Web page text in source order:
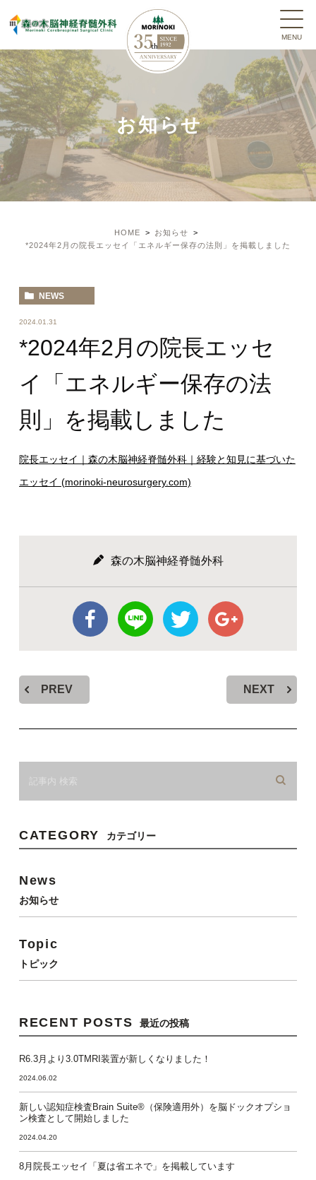
お知らせ
HOME
お知らせ
*2024年2月の院長エッセイ「エネルギー保存の法則」を掲載しました
NEWS
2024.01.31
*2024年2月の院長エッセ
イ「エネルギー保存の法
則」を掲載しました
院長エッセイ｜森の木脳神経脊髄外科｜経験と知見に基づいた
エッセイ (morinoki-neurosurgery.com)
森の木脳神経脊髄外科
PREV NEXT
CATEGORY カテゴリー
News
お知らせ
Topic
トピック
RECENT POSTS 最近の投稿
R6.3月より3.0TMRI装置が新しくなりました！
2024.06.02
新しい認知症検査Brain Suite®（保険適用外）を脳ドックオプショ
ン検査として開始しました
2024.04.20
8月院長エッセイ「夏は省エネで」を掲載しています